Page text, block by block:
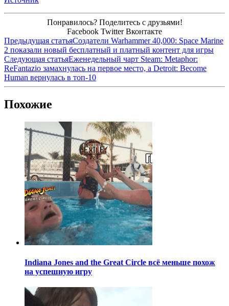
Понравилось? Поделитесь с друзьями!
Facebook Twitter Вконтакте
Предыдущая статьяСоздатели Warhammer 40,000: Space Marine
2 показали новый бесплатный и платный контент для игры
Следующая статьяЕженедельный чарт Steam: Metaphor:
ReFantazio замахнулась на первое место, а Detroit: Become
Human вернулась в топ-10
Похожие
Indiana Jones and the Great Circle всё меньше похож
на успешную игру